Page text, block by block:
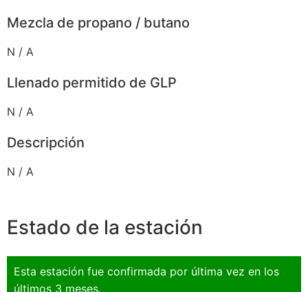
Mezcla de propano / butano
N / A
Llenado permitido de GLP
N / A
Descripción
N / A
Estado de la estación
Esta estación fue confirmada por última vez en los
últimos 3 meses.